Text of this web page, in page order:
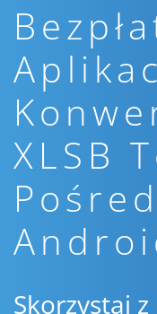
XLSB
Skorzystaj